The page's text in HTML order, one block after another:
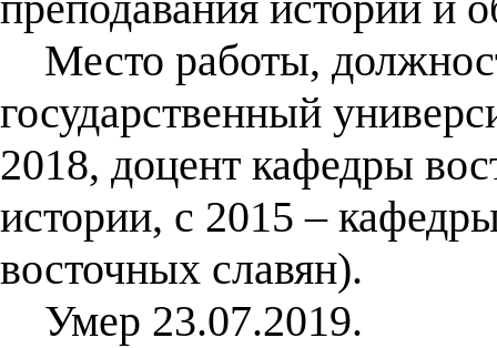
Место работы,
государственный
2018, доцент кафедры
истории, с 2015 –
восточных славян).
Умер 23.07.2019.